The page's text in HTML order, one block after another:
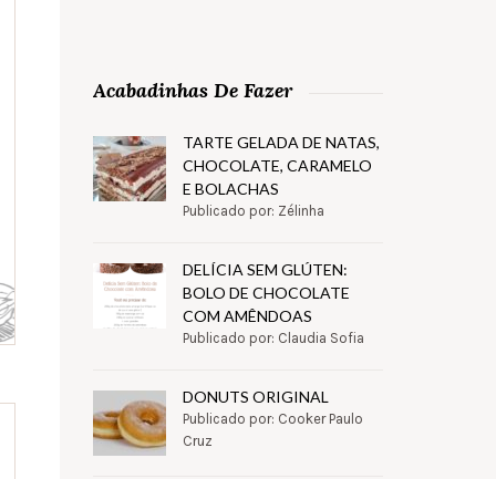
Acabadinhas De Fazer
TARTE GELADA DE NATAS,
CHOCOLATE, CARAMELO
E BOLACHAS
Publicado por: Zélinha
DELÍCIA SEM GLÚTEN:
BOLO DE CHOCOLATE
COM AMÊNDOAS
Publicado por: Claudia Sofia
DONUTS ORIGINAL
Publicado por: Cooker Paulo
Cruz